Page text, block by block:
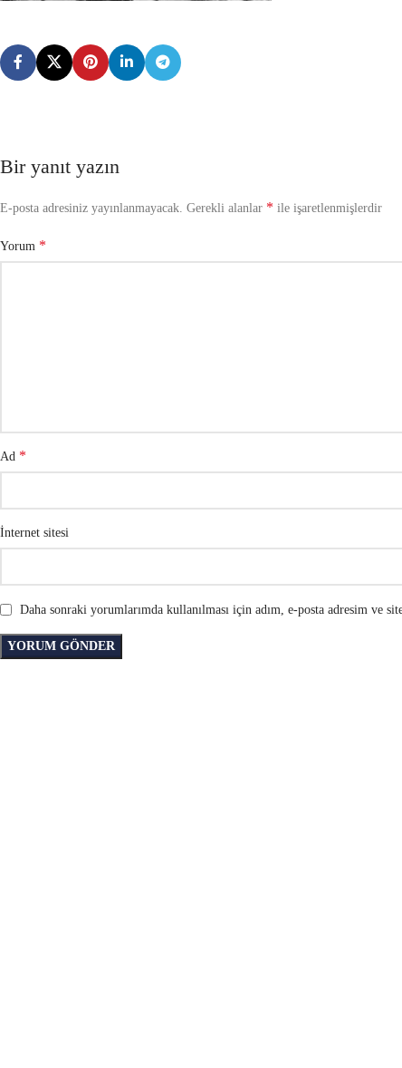
Bir yanıt yazın
E-posta adresiniz yayınlanmayacak. Gerekli alanlar * ile işaretlenmişlerdir
Yorum *
Ad *
İnternet sitesi
Daha sonraki yorumlarımda kullanılması için adım, e-posta adresim ve